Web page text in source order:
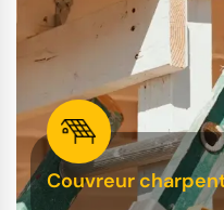
Couvreur